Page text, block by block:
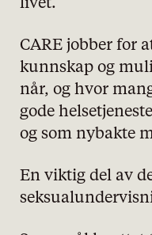
livet.
CARE jobber for
kunnskap og
når, og hvor
gode
og som nybakte
En viktig del av